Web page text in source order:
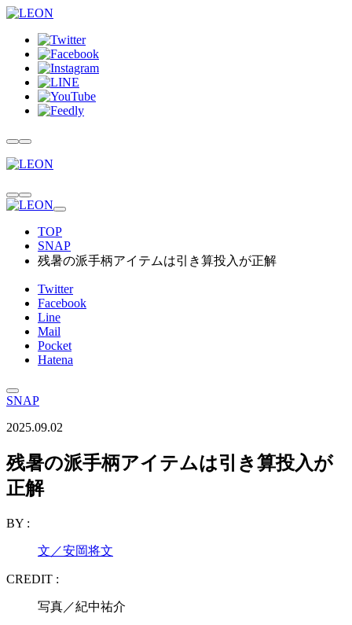
TOP
SNAP
残暑の派手柄アイテムは引き算投入が正解
Twitter
Facebook
Line
Mail
Pocket
Hatena
SNAP
2025.09.02
残暑の派手柄アイテムは引き算投入が
正解
BY :
文／安岡将文
CREDIT :
写真／紀中祐介